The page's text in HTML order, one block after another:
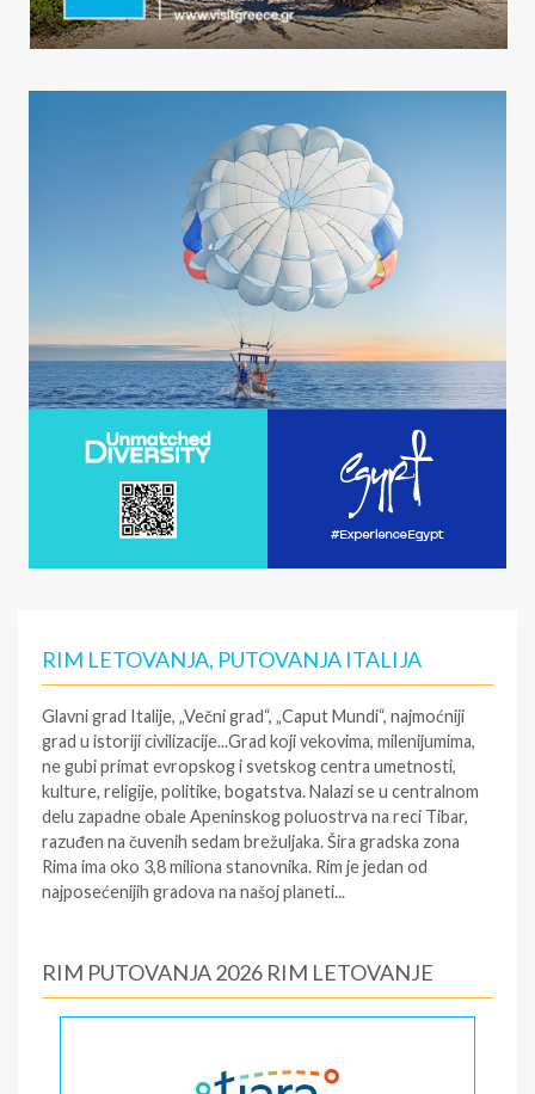
RIM LETOVANJA, PUTOVANJA ITALIJA
Glavni grad Italije, „Večni grad“, „Caput Mundi“, najmoćniji
grad u istoriji civilizacije...Grad koji vekovima, milenijumima,
ne gubi primat evropskog i svetskog centra umetnosti,
kulture, religije, politike, bogatstva. Nalazi se u centralnom
delu zapadne obale Apeninskog poluostrva na reci Tibar,
razuđen na čuvenih sedam brežuljaka. Šira gradska zona
Rima ima oko 3,8 miliona stanovnika. Rim je jedan od
najposećenijih gradova na našoj planeti...
RIM PUTOVANJA 2026 RIM LETOVANJE